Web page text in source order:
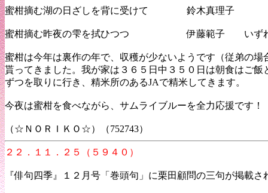
蜜柑摘む湖の日ざしを背に受けて 鈴木真理子
蜜柑摘む昨夜の雫を拭ひつつ 伊藤範子 いずれ
蜜柑は今年は裏作の年で、収穫が少ないようです（従弟の
貰ってきました。我が家は３６５日中３５０日は朝食はご
ずつを取りに行き、精米所のあるJAで精米してきます。
今夜は蜜柑を食べながら、サムライブルーを全力応援です！
（☆ＮＯＲＩＫＯ☆）（752743）
２２．１１．２５（５９４０）
『俳句四季』１２月号「巻頭句」に栗田顧問の三句が掲載